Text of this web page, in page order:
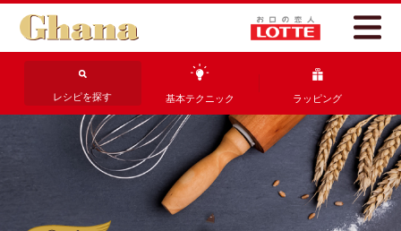
レシピを探す 基本テクニック ラッピング